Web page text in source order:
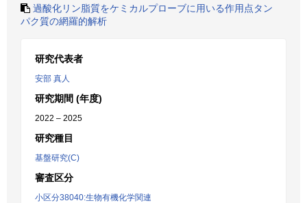
過酸化リン脂質をケミカルプローブに用いる作用点タン
パク質の網羅的解析
研究代表者
安部 真人
研究期間 (年度)
2022 – 2025
研究種目
基盤研究(C)
審査区分
小区分38040:生物有機化学関連